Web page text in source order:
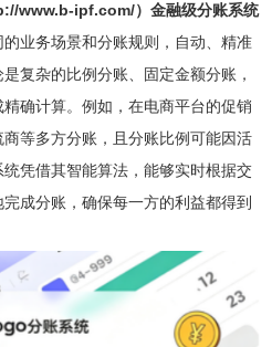
www.b-ipf.com/）金融级分账系统
业务场景和分账规则，自动、精准
复杂的比例分账、固定金额分账，
确计算。例如，在电商平台的促销
等多方分账，且分账比例可能因活
统凭借其智能算法，能够实时根据交
成分账，确保每一方的利益都得到